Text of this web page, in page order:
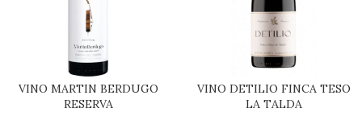
VINO MARTIN BERDUGO
RESERVA
VINO DETILIO FINCA TESO
LA TALDA